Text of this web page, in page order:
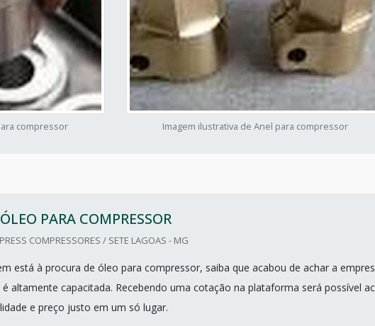
compressor Imagem ilustrativa de Anel para compressor
ÓLEO PARA COMPRESSOR
COMPRESSORES / SETE LAGOAS - MG
está à procura de óleo para compressor, saiba que acabou de achar a
é altamente capacitada. Recebendo uma cotação na plataforma será possível
e preço justo em um só lugar.